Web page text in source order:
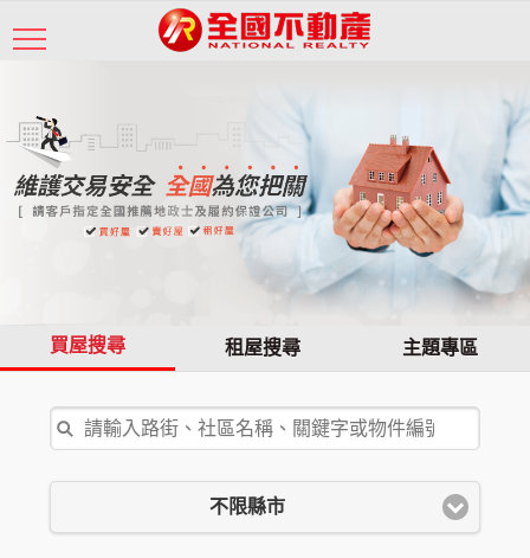
買屋搜尋 租屋搜尋 主題專區
不限縣市